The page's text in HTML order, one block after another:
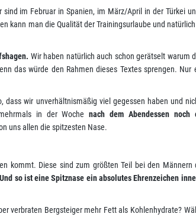
im Februar in Spanien, im März/April in der Türkei
kann man die Qualität der Trainingsurlaube und
Wir haben natürlich auch schon gerätselt warum
das würde den Rahmen dieses Textes sprengen. Nur
wir unverhältnismäßig viel gegessen haben und
in der Wochenach dem Abendessen noch
uns allen die spitzesten Nase.
kommt. Diese sind zum größten Teil bei den Männern
Und so ist eine Spitznase ein absolutes Ehrenzeichen
verbraten Bergsteiger mehr Fett als Kohlenhydrate?